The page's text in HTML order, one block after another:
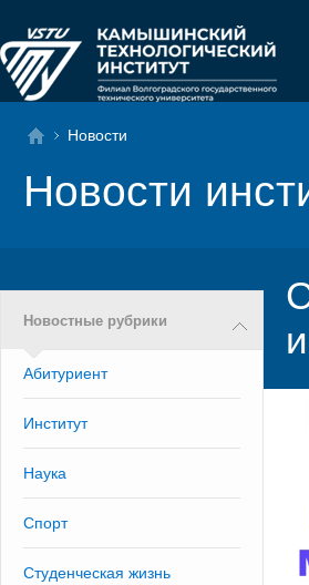
Новости
Новости
Новостные рубрики
Абитуриент
Институт
Наука
Спорт
Студенческая жизнь